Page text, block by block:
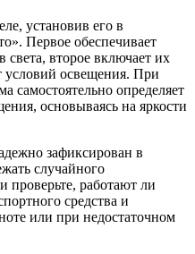
установив его в
Первое обеспечивает
света, второе включает их
условий освещения. При
самостоятельно определяет
основываясь на яркости
зафиксирован в
случайного
работают ли
средства и
или при недостаточном